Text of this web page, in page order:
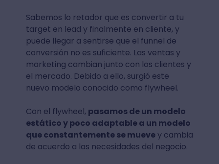
Sabemos lo retador que es convertir a tu
target en lead y finalmente en cliente, y
puede llegar a sentirse que el funnel de
conversión no es suficiente. Las ventas y
marketing cambian junto con los clientes y
el mercado. Debido a ello, surgió este
nuevo modelo conocido como flywheel.
Con el flywheel, pasamos de un modelo
estático y poco adaptable a un modelo
que constantemente se muevey cambia
de acuerdo a las necesidades del negocio.